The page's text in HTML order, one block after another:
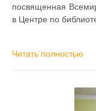
посвященная
в Центре по
Читать полностью